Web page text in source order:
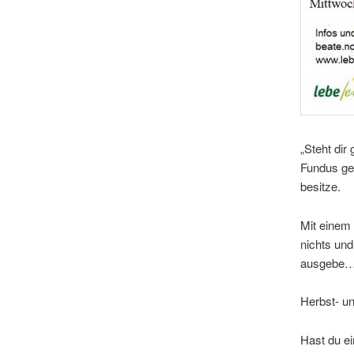
„Steht dir
Fundus
besitze.
Mit
nichts
Herbst-
Hast du